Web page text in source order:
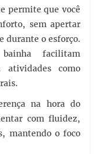
permite que você
sem apertar
durante o esforço.
facilitam
atividades como
na hora do
com fluidez,
mantendo o foco